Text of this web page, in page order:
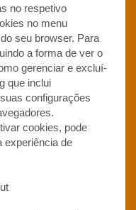
no respetivo
no menu
seu browser. Para
a forma de ver o
gerenciar e excluí-
que inclui
configurações
cookies, pode
experiência de